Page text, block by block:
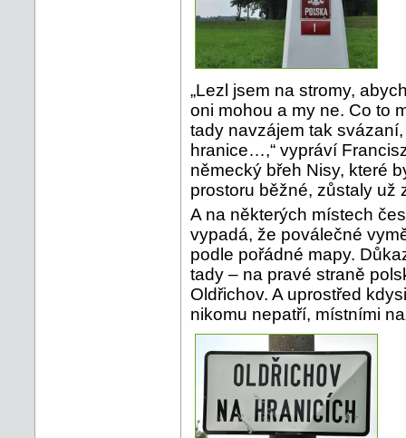
„Lezl jsem na stromy,
oni mohou a my ne. Co to
tady navzájem tak
hranice…,“ vypráví
německý břeh Nisy, které
prostoru běžné, zůstaly už
A na některých místech
vypadá, že poválečné
podle pořádné mapy.
tady – na pravé straně
Oldřichov. A uprostřed
nikomu nepatří, místními